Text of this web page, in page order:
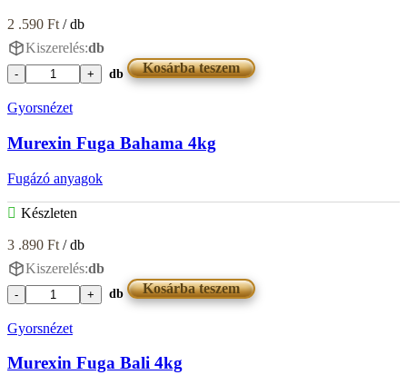
2 .590 Ft / db
Kiszerelés:db
Murexin
Bahama
mennyiség
db Kosárba teszem
Gyorsnézet
Murexin Fuga Bahama 4kg
Fugázó anyagok
Készleten
3 .890 Ft / db
Kiszerelés:db
Murexin
Bahama
mennyiség
db Kosárba teszem
Gyorsnézet
Murexin Fuga Bali 4kg